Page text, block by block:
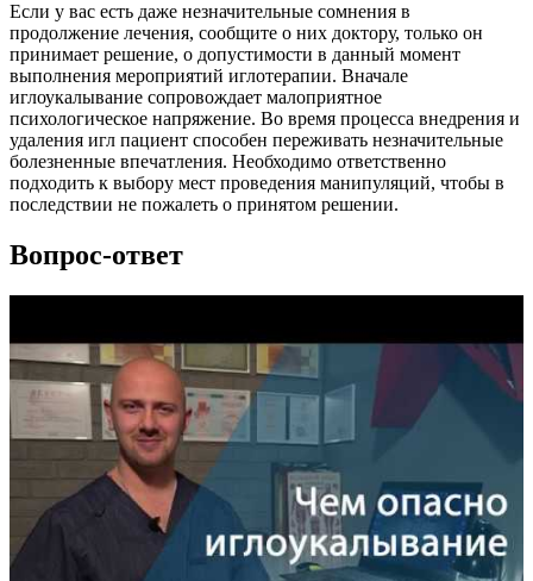
Если у вас есть даже незначительные сомнения в
продолжение лечения, сообщите о них доктору, только он
принимает решение, о допустимости в данный момент
выполнения мероприятий иглотерапии. Вначале
иглоукалывание сопровождает малоприятное
психологическое напряжение. Во время процесса внедрения и
удаления игл пациент способен переживать незначительные
болезненные впечатления. Необходимо ответственно
подходить к выбору мест проведения манипуляций, чтобы в
последствии не пожалеть о принятом решении.
Вопрос-ответ